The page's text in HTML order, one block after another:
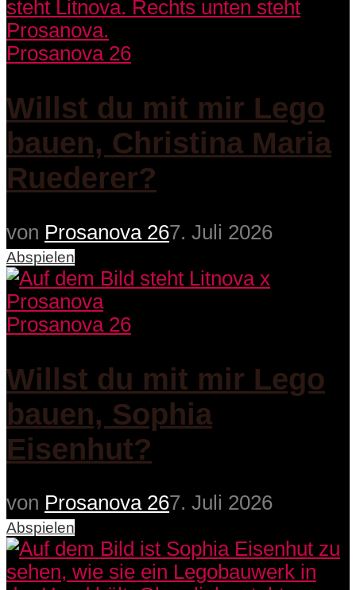
Prosanova 26
Willst du mit mir Lego
bauen, Christina Maria
Ruederer?
von Prosanova 267. Juli 2026
Abspielen
Prosanova 26
Willst du mit mir Lego
bauen, Sophia
Eisenhut?
von Prosanova 267. Juli 2026
Abspielen